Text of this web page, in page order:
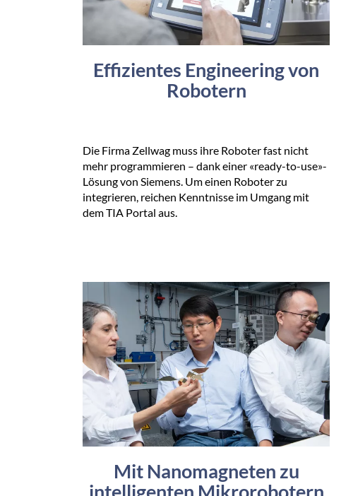
Effizientes Engineering von
Robotern
Die Firma Zellwag muss ihre Roboter fast nicht
mehr programmieren – dank einer «ready-to-use»-
Lösung von Siemens. Um einen Roboter zu
integrieren, reichen Kenntnisse im Umgang mit
dem TIA Portal aus.
Mit Nanomagneten zu